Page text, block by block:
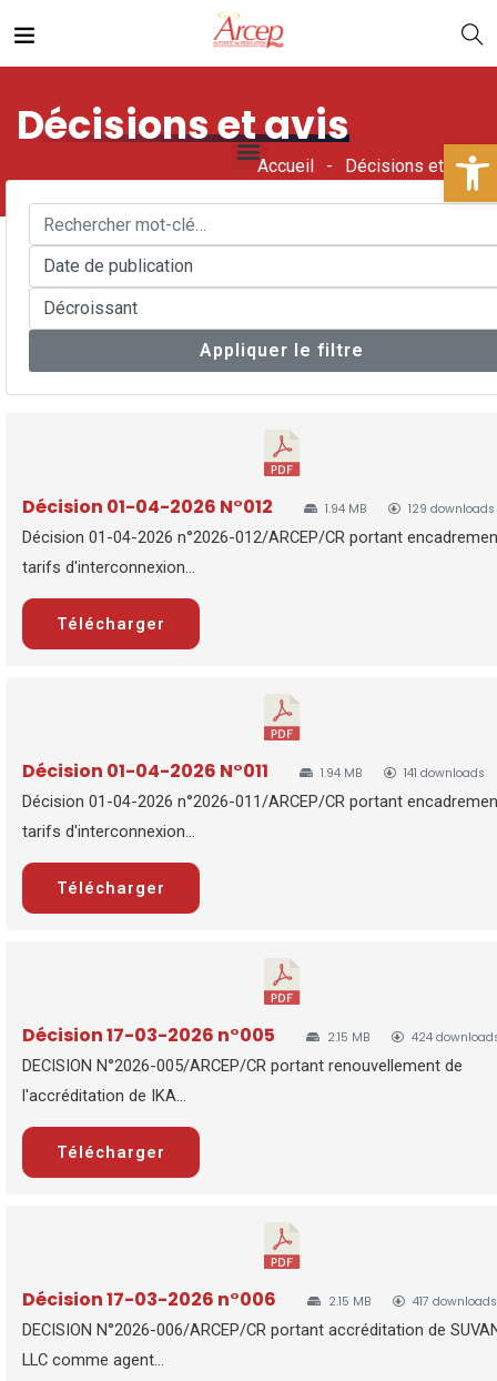
Décisions et avis
Accueil Décisions et avis
Appliquer le filtre
Décision 01-04-2026 N°012 1.94 MB 129 downloads
Décision 01-04-2026 n°2026-012/ARCEP/CR portant
tarifs d'interconnexion...
Télécharger
Décision 01-04-2026 N°011 1.94 MB 141 downloads
Décision 01-04-2026 n°2026-011/ARCEP/CR portant
tarifs d'interconnexion...
Télécharger
Décision 17-03-2026 n°005 2.15 MB 424
DECISION N°2026-005/ARCEP/CR portant renouvellement de
l'accréditation de IKA...
Télécharger
Décision 17-03-2026 n°006 2.15 MB 417 downloads
DECISION N°2026-006/ARCEP/CR portant accréditation de
LLC comme agent...